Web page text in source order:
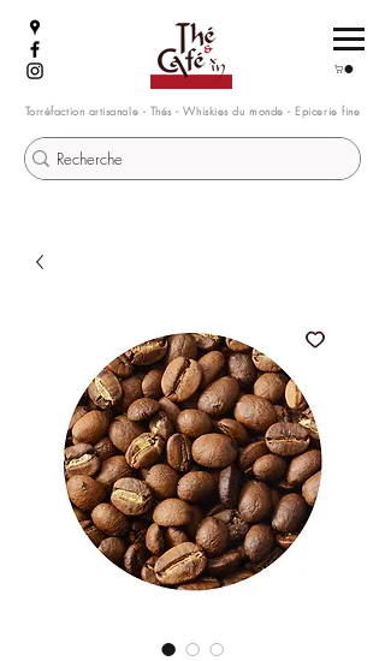
Torréfaction artisanale - Thés - Whiskies du monde - Epicerie fine